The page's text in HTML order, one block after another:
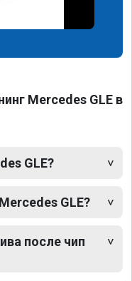
Mercedes GLE в
GLE?
GLE?
после чип